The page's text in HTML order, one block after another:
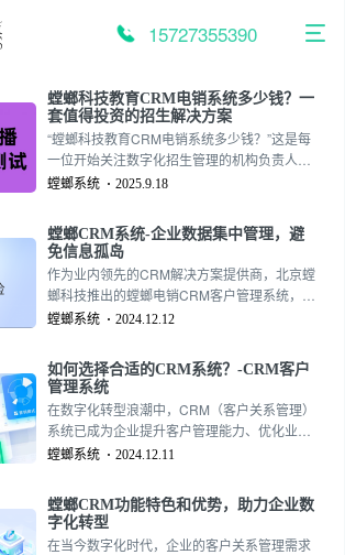
15727355390
螳螂科技教育CRM电销系统多少钱？一
套值得投资的招生解决方案
“螳螂科技教育CRM电销系统多少钱？”这是每
一位开始关注数字化招生管理的机构负责人最
直接的问题。然而，价格本身是一个多维度的
坐席数量、部署方式和服务周期。螳螂系统更
关键的是，我们需要跳出“成本”视角，从“投资
回报（ROI）”的角度来审视这笔投入。免费试
用电话：15727355390
螳螂系统 2025.9.18
螳螂CRM系统-企业数据集中管理，避
免信息孤岛
作为业内领先的CRM解决方案提供商，北京螳
螂科技推出的螳螂电销CRM客户管理系统，为
企业提供了一套完善的客户管理和销售流程优
核心功能及其在提升电销团队效率和业绩方面
的优势。
螳螂系统 2024.12.12
如何选择合适的CRM系统？-CRM客户
管理系统
在数字化转型浪潮中，CRM（客户关系管理）
系统已成为企业提升客户管理能力、优化业务
流程的重要工具。尤其是在北京这样商业环境
制化能力强的CRM系统，不仅可以提升销售效
率，还能助力企业实现全方位的客户精细化管
理。
螳螂系统 2024.12.11
螳螂CRM功能特色和优势，助力企业数
字化转型
在当今数字化时代，企业的客户关系管理需求